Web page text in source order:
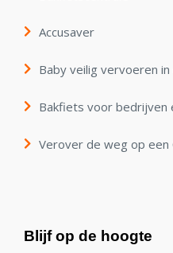
Accusaver
Baby veilig vervoeren
Bakfiets voor bedrijven
Verover de weg op een
Blijf op de hoogte